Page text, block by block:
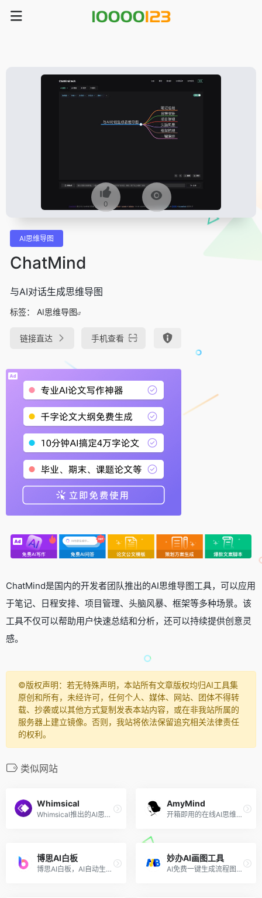
0
AI思维导图
ChatMind
与AI对话生成思维导图
标签： AI思维导图
链接直达 手机查看
ChatMind是国内的开发者团队推出的AI思维导图工具，可以应用
于笔记、日程安排、项目管理、头脑风暴、框架等多种场景。该
工具不仅可以帮助用户快速总结和分析，还可以持续提供创意灵
感。
©️版权声明：若无特殊声明，本站所有文章版权均归AI工具集
原创和所有，未经许可，任何个人、媒体、网站、团体不得转
载、抄袭或以其他方式复制发表本站内容，或在非我站所属的
服务器上建立镜像。否则，我站将依法保留追究相关法律责任
的权利。
类似网站
Whimsical
Whimsical推出的AI思维导图工具
AmyMind
开箱即用的在线AI思维导图工具
博思AI白板
博思AI白板，AI自动生成文字和思维导图
妙办AI画图工具
AI免费一键生成流程图、思维导图